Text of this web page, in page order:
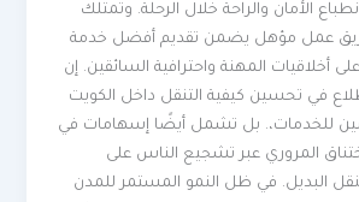
الأمان والراحة خلال الرحلة. وتمتلك
عمل مؤهل يضمن تقديم أفضل خدمة
أخلاقيات المهنة واحترافية السائقين. إن
في تحسين كيفية التنقل داخل الكويت
للخدمات،. بل تشمل أيضًا إسهامات في
المروري عبر تشجيع الناس على
البديل. في ظل النمو المستمر للمدن